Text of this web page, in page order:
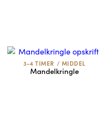
3-4 TIMER / MIDDEL
Mandelkringle